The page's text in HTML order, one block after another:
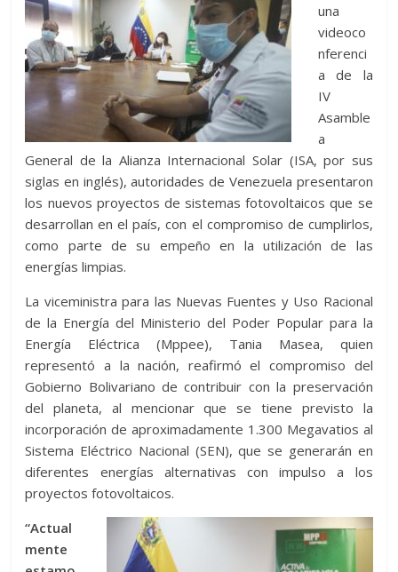
una
videoco
nferenci
a de la
IV
Asamble
a
General de la Alianza Internacional Solar (ISA, por sus
siglas en inglés), autoridades de Venezuela presentaron
los nuevos proyectos de sistemas fotovoltaicos que se
desarrollan en el país, con el compromiso de cumplirlos,
como parte de su empeño en la utilización de las
energías limpias.
La viceministra para las Nuevas Fuentes y Uso Racional
de la Energía del Ministerio del Poder Popular para la
Energía Eléctrica (Mppee), Tania Masea, quien
representó a la nación, reafirmó el compromiso del
Gobierno Bolivariano de contribuir con la preservación
del planeta, al mencionar que se tiene previsto la
incorporación de aproximadamente 1.300 Megavatios al
Sistema Eléctrico Nacional (SEN), que se generarán en
diferentes energías alternativas con impulso a los
proyectos fotovoltaicos.
“Actual
mente